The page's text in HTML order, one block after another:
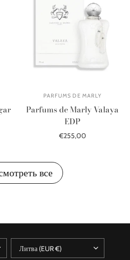
PARFUMS DE MARLY
Parfums de Marly Valaya
EDP
€255,00
все